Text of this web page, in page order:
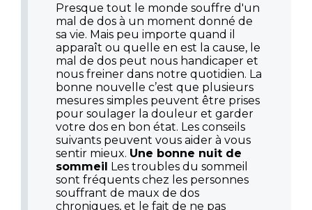
Presque tout le monde souffre d'un
mal de dos à un moment donné de
sa vie. Mais peu importe quand il
apparaît ou quelle en est la cause, le
mal de dos peut nous handicaper et
nous freiner dans notre quotidien. La
bonne nouvelle c’est que plusieurs
mesures simples peuvent être prises
pour soulager la douleur et garder
votre dos en bon état. Les conseils
suivants peuvent vous aider à vous
sentir mieux. Une bonne nuit de
sommeil Les troubles du sommeil
sont fréquents chez les personnes
souffrant de maux de dos
chroniques, et le fait de ne pas